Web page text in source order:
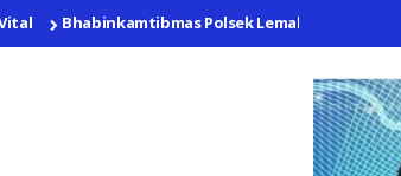
Bhabinkamtibmas Polsek Lemahabang Imbau